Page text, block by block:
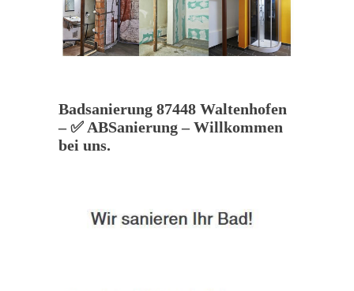
Badsanierung 87448 Waltenhofen
– ✅ ABSanierung – Willkommen
bei uns.